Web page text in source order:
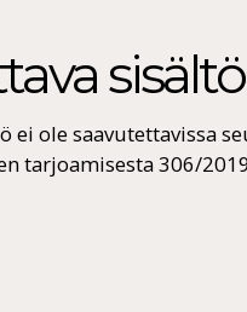
sisältö
ei ole saavutettavissa
tarjoamisesta 306/